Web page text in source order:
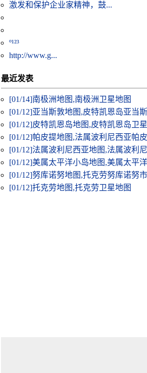
激发和保护企业家精神，鼓...
º¹²³
http://www.g...
最近发表
[01/14]南极洲地图,南极洲卫星地图
[01/12]亚当斯敦地图,皮特凯恩岛亚当
[01/12]皮特凯恩岛地图,皮特凯恩岛卫
[01/12]帕皮提地图,法属波利尼西亚帕
[01/12]法属波利尼西亚地图,法属波利
[01/12]美属太平洋小岛地图,美属太平
[01/12]努库诺努地图,托克劳努库诺努
[01/12]托克劳地图,托克劳卫星地图